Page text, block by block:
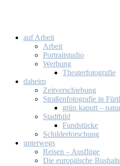
auf Ar­beit
Ar­beit
Por­trait­stu­dio
Wer­bung
Thea­ter­fo­to­gra­fie
da­heim
Zeit­ver­schie­bung
Stra­ßen­fo­to­gra­fie in
grün ka­putt –
Stadt­bild
Fund­stü­cke
Schil­der­for­schung
un­ter­wegs
Rei­sen – Aus­flü­ge
Die eu­ro­päi­sche